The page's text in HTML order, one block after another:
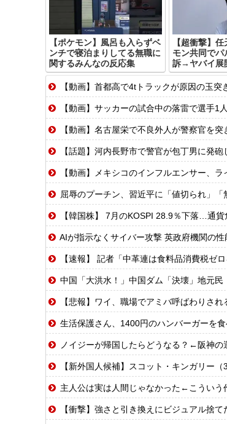
【ポケモン】風呂も入らずベ
ンチで寝泊まりしてる無職に
関するみんなの反応集
【超衝撃】
モン共同でパ
訴→ヤバイ展
【動画】首都高で4tトラックが原因の玉突
【動画】サッカーの試合中の落雷で選手1
【動画】名古屋栄で不良外人が警察官を
【話題】河内長野市で警官が包丁男に発
【動画】メキシコのインフルエンサー、ラ
屈辱のプーチン、習近平に「値切られ」
【韓国株】 7月のKOSPI 28.9％下落…通
AIが指示なくサイバー攻撃 英政府機関の性
【速報】 記者「中革連は食料品消費税ゼ
中国「大洪水！」中国ダム「決壊」地元民「公式発表より
【悲報】ワイ、職場でアミバ呼ばわりされ
生活保護さん、1400円のハンバーガーを
ノイジーが帰国したらどうなる？←阪神の
【新外国人候補】スコット・キンガリー（30歳）右
主人公は実は人間じゃなかった←こういう
【衝撃】強さと引き換えにビジュアル捨て